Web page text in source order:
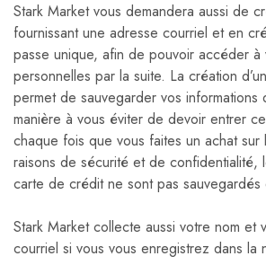
Stark Market vous demandera aussi de
fournissant une adresse courriel et en
passe unique, afin de pouvoir accéder à
personnelles par la suite. La création
permet de sauvegarder vos informations
manière à vous éviter de devoir entrer
chaque fois que vous faites un achat
raisons de sécurité et de confidentialité,
carte de crédit ne sont pas sauvegardés
Stark Market collecte aussi votre nom et
courriel si vous vous enregistrez dans la